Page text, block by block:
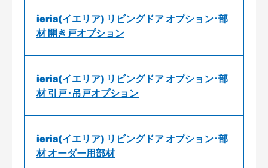
ieria(イエリア) リビングドア オプション･部
材 開き戸オプション
ieria(イエリア) リビングドア オプション･部
材 引戸･吊戸オプション
ieria(イエリア) リビングドア オプション･部
材 オーダー用部材